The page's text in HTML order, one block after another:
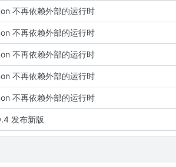
不再依赖外部的运行时
不再依赖外部的运行时
不再依赖外部的运行时
不再依赖外部的运行时
不再依赖外部的运行时
发布新版